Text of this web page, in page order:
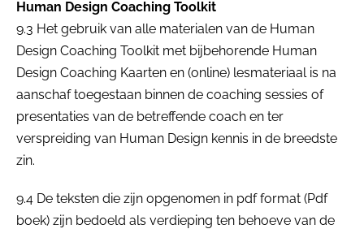
Human Design Coaching Toolkit
9.3 Het gebruik van alle materialen van de Human
Design Coaching Toolkit met bijbehorende Human
Design Coaching Kaarten en (online) lesmateriaal is na
aanschaf toegestaan binnen de coaching sessies of
presentaties van de betreffende coach en ter
verspreiding van Human Design kennis in de breedste
zin.
9.4 De teksten die zijn opgenomen in pdf format (Pdf
boek) zijn bedoeld als verdieping ten behoeve van de